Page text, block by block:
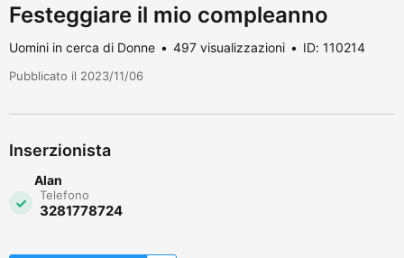
Festeggiare il mio compleanno
Uomini in cerca di Donne 497 visualizzazioni ID: 110214
Pubblicato il 2023/11/06
Inserzionista
Alan
Telefono
3281778724